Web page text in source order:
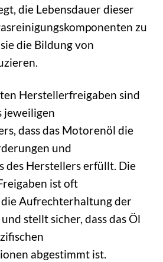
die Lebensdauer dieser
zu
die Bildung von
Herstellerfreigaben sind
jeweiligen
dass das Motorenöl die
und
des Herstellers erfüllt. Die
ist oft
Aufrechterhaltung der
stellt sicher, dass das Öl
abgestimmt ist.